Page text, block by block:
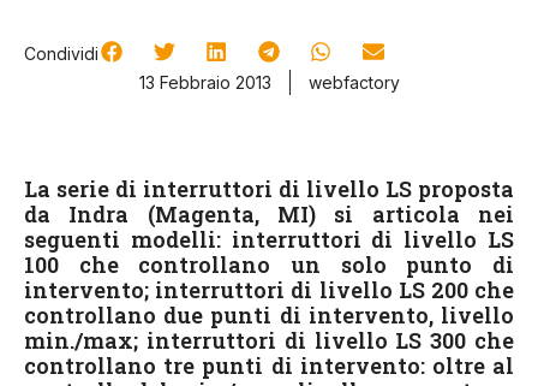
Condividi
13 Febbraio 2013
webfactory
La serie di interruttori di livello LS proposta
da Indra (Magenta, MI) si articola nei
seguenti modelli: interruttori di livello LS
100 che controllano un solo punto di
intervento; interruttori di livello LS 200 che
controllano due punti di intervento, livello
min./max; interruttori di livello LS 300 che
controllano tre punti di intervento: oltre al